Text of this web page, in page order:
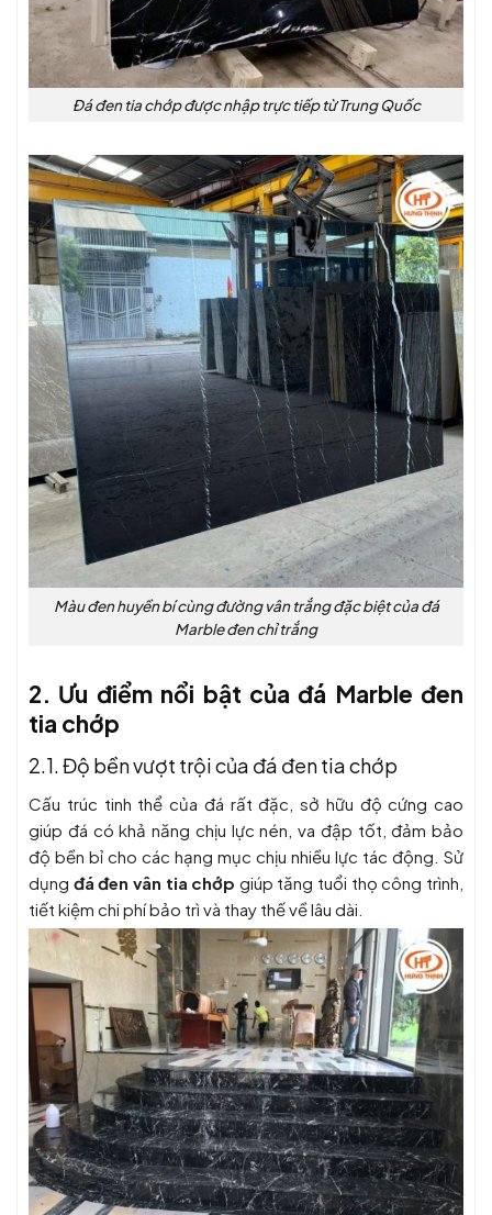
Đá đen tia chớp được nhập trực tiếp từ Trung Quốc
Màu đen huyền bí cùng đường vân trắng đặc biệt của đá
Marble đen chỉ trắng
2. Ưu điểm nổi bật của đá Marble đen
tia chớp
2.1. Độ bền vượt trội của đá đen tia chớp
Cấu trúc tinh thể của đá rất đặc, sở hữu độ cứng cao
giúp đá có khả năng chịu lực nén, va đập tốt, đảm bảo
độ bền bỉ cho các hạng mục chịu nhiều lực tác động. Sử
dụng đá đen vân tia chớp giúp tăng tuổi thọ công trình,
tiết kiệm chi phí bảo trì và thay thế về lâu dài.